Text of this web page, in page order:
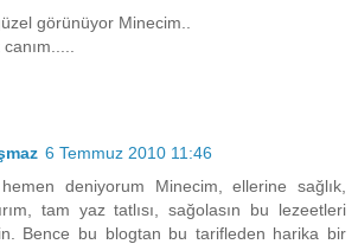
görünüyor Minecim..
6 Temmuz 2010 11:46
deniyorum Minecim, ellerine sağlık,
tam yaz tatlısı, sağolasın bu lezeetleri
Bence bu blogtan bu tarifleden harika bir